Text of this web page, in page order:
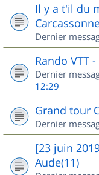
Il y a t'il du
Dernier
Rando VTT
Dernier
12:29
Grand tour
Dernier
[23 juin
Aude(11)